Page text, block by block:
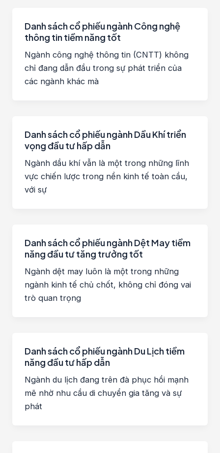
Danh sách cổ phiếu ngành Công nghệ
thông tin tiềm năng tốt
Ngành công nghệ thông tin (CNTT) không
chỉ đang dẫn đầu trong sự phát triển của
các ngành khác mà
Danh sách cổ phiếu ngành Dầu Khí triển
vọng đầu tư hấp dẫn
Ngành dầu khí vẫn là một trong những lĩnh
vực chiến lược trong nền kinh tế toàn cầu,
với sự
Danh sách cổ phiếu ngành Dệt May tiềm
năng đầu tư tăng trưởng tốt
Ngành dệt may luôn là một trong những
ngành kinh tế chủ chốt, không chỉ đóng vai
trò quan trọng
Danh sách cổ phiếu ngành Du Lịch tiềm
năng đầu tư hấp dẫn
Ngành du lịch đang trên đà phục hồi mạnh
mẽ nhờ nhu cầu di chuyển gia tăng và sự
phát